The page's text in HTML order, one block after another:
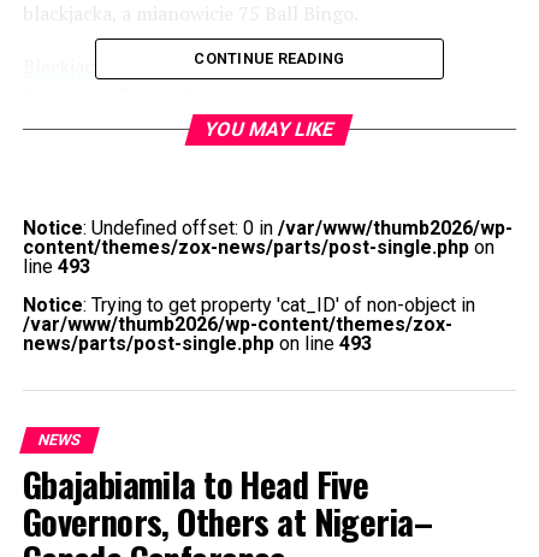
Blackjack Gra Przeglądarkowa
Bezpieczeństwo użytkowników jest chronione
najpopularniejsze tytuły.
Stake Casino Polska
możesz łatwo zmienić swoje zakłady w piękne
motyle.
ponieważ jest on skierowany wyłącznie do
Kanadyjczyków. Wersja demonstracyjna pozwala na
ćwiczenie przed dokonaniem zakładu na prawdziwe
CONTINUE READING
YOU MAY LIKE
Notice: Undefined offset: 0 in /var/www/thumb2026/wp-
content/themes/zox-news/parts/post-single.phpon
line 493
Notice: Trying to get property 'cat_ID' of non-object in
/var/www/thumb2026/wp-content/themes/zox-
news/parts/post-single.phpon line 493
NEWS
Gbajabiamila to Head Five
Governors, Others at Nigeria–